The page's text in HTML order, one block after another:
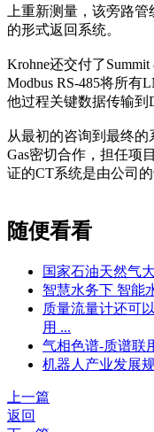
上重新测量，该旁路
的形式返回系统。
Krohne还交付了
Modbus RS-485将所
他过程关键数据传输到
从最初的咨询到最终的
Gas密切合作，担任项
证的CT系统是由公司
随便看看
国家石油天然气
智慧水务下 智能
质量流量计还可
用 ...
气相色谱-质谱联
机器人产业发展
上一篇
返回